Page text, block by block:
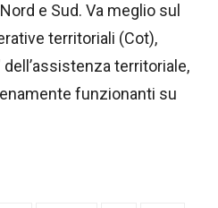
e Sud. Va meglio sul
territoriali (Cot),
territoriale,
funzionanti su